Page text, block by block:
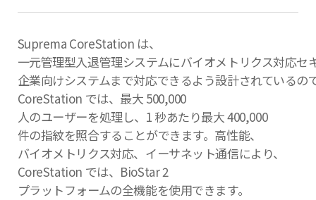
Suprema CoreStation は、
一元管理型入退管理システムにバイオメトリクス対応
企業向けシステムまで対応できるよう設計されているの
CoreStation では、最大 500,000
人のユーザーを処理し、1 秒あたり最大 400,000
件の指紋を照合することができます。高性能、
バイオメトリクス対応、イーサネット通信により、
CoreStation では、BioStar 2
プラットフォームの全機能を使用できます。